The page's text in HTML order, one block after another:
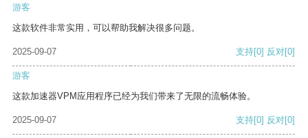
游客
这款软件非常实用，可以帮助我解决很多问题。
2025-09-07 支持[0] 反对[0]
游客
这款加速器VPM应用程序已经为我们带来了无限的流畅体验。
2025-09-07 支持[0] 反对[0]